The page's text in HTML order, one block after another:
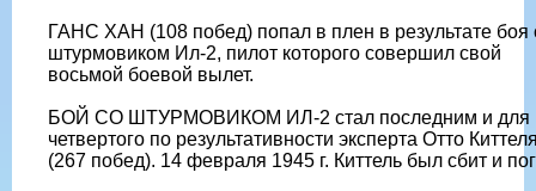
ГАНС ХАН (108 побед) попал в плен в результате боя
штурмовиком Ил-2, пилот которого совершил свой
восьмой боевой вылет.
БОЙ СО ШТУРМОВИКОМ ИЛ-2 стал последним и для
четвертого по результативности эксперта Отто
(267 побед). 14 февраля 1945 г. Киттель был сбит и